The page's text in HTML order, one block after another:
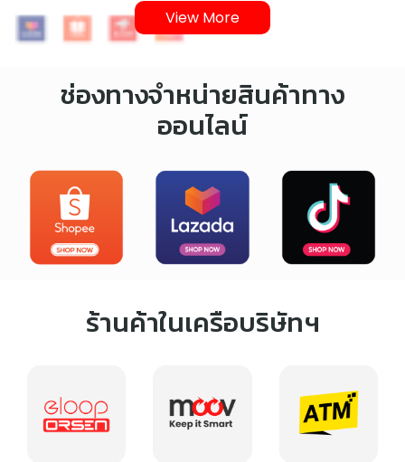
View More
ช่องทางจำหน่ายสินค้า ทาง
ออนไลน์
ร้านค้าในเครือบริษัทฯ